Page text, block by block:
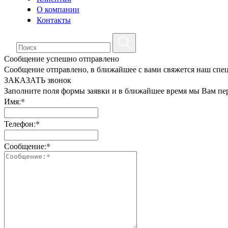
О компании
Контакты
Сообщение успешно отправлено
Сообщение отправлено, в ближайшее с вами свяжется наш
ЗАКАЗАТЬ звонок
Заполните поля формы заявки и в ближайшее время мы Вам
Имя:*
Телефон:*
Сообщение:*